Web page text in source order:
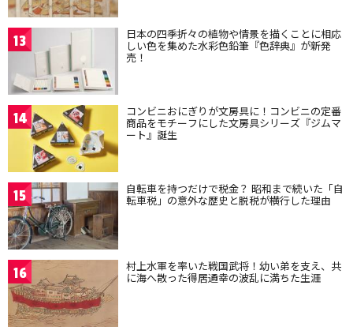
13 日本の四季折々の植物や情景を描くことに相応
しい色を集めた水彩色鉛筆『色辞典』が新発
売！
14 コンビニおにぎりが文房具に！コンビニの定番
商品をモチーフにした文房具シリーズ『ジムマ
ート』誕生
15 自転車を持つだけで税金？ 昭和まで続いた「自
転車税」の意外な歴史と脱税が横行した理由
16 村上水軍を率いた戦国武将！幼い弟を支え、共
に海へ散った得居通幸の波乱に満ちた生涯